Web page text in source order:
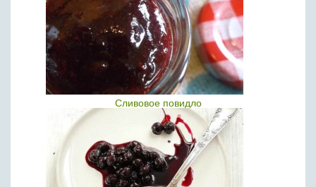
Сливовое повидло